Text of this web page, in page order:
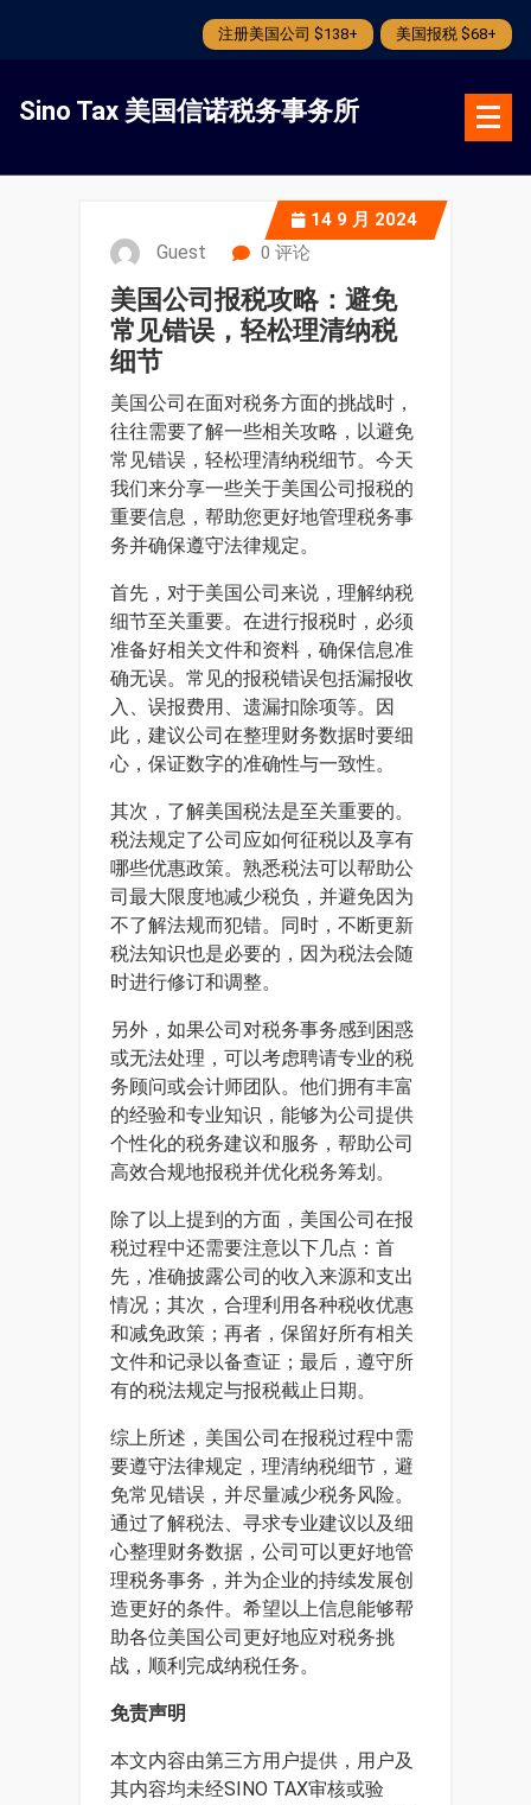
注册美国公司 $138+ 美国报税 $68+
Sino Tax 美国信诺税务事务所
14 9 月 2024
Guest 0 评论
美国公司报税攻略：避免
常见错误，轻松理清纳税
细节
美国公司在面对税务方面的挑战时，
往往需要了解一些相关攻略，以避免
常见错误，轻松理清纳税细节。今天
我们来分享一些关于美国公司报税的
重要信息，帮助您更好地管理税务事
务并确保遵守法律规定。
首先，对于美国公司来说，理解纳税
细节至关重要。在进行报税时，必须
准备好相关文件和资料，确保信息准
确无误。常见的报税错误包括漏报收
入、误报费用、遗漏扣除项等。因
此，建议公司在整理财务数据时要细
心，保证数字的准确性与一致性。
其次，了解美国税法是至关重要的。
税法规定了公司应如何征税以及享有
哪些优惠政策。熟悉税法可以帮助公
司最大限度地减少税负，并避免因为
不了解法规而犯错。同时，不断更新
税法知识也是必要的，因为税法会随
时进行修订和调整。
另外，如果公司对税务事务感到困惑
或无法处理，可以考虑聘请专业的税
务顾问或会计师团队。他们拥有丰富
的经验和专业知识，能够为公司提供
个性化的税务建议和服务，帮助公司
高效合规地报税并优化税务筹划。
除了以上提到的方面，美国公司在报
税过程中还需要注意以下几点：首
先，准确披露公司的收入来源和支出
情况；其次，合理利用各种税收优惠
和减免政策；再者，保留好所有相关
文件和记录以备查证；最后，遵守所
有的税法规定与报税截止日期。
综上所述，美国公司在报税过程中需
要遵守法律规定，理清纳税细节，避
免常见错误，并尽量减少税务风险。
通过了解税法、寻求专业建议以及细
心整理财务数据，公司可以更好地管
理税务事务，并为企业的持续发展创
造更好的条件。希望以上信息能够帮
助各位美国公司更好地应对税务挑
战，顺利完成纳税任务。
免责声明
本文内容由第三方用户提供，用户及
其内容均未经SINO TAX审核或验